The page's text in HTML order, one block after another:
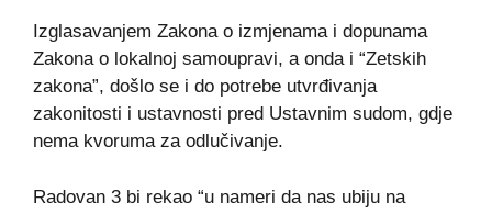
Izglasavanjem Zakona o izmjenama i dopunama
Zakona o lokalnoj samoupravi, a onda i “Zetskih
zakona”, došlo se i do potrebe utvrđivanja
zakonitosti i ustavnosti pred Ustavnim sudom, gdje
nema kvoruma za odlučivanje.
Radovan 3 bi rekao “u nameri da nas ubiju na